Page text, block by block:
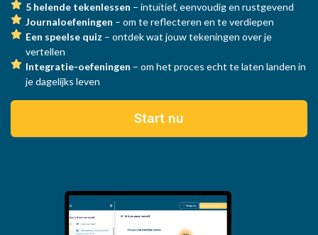
5 helende tekenlessen – intuïtief, eenvoudig en rustgevend
Journaloefeningen – om te reflecteren en te verdiepen
Een speelse quiz – ontdek wat jouw tekeningen over je
vertellen
Integratie-oefeningen – om het proces echt te laten landen in
je dagelijks leven
Start nu